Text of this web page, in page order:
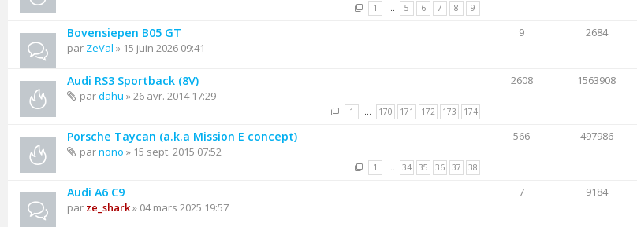
1 … 5 6 7 8 9
Bovensiepen B05 GT
par ZeVal » 15 juin 2026 09:41
9 2684
Audi RS3 Sportback (8V)
pardahu » 26 avr. 2014 17:29
1 … 170 171 172 173 174
2608 1563908
Porsche Taycan (a.k.a Mission E concept)
parnono » 15 sept. 2015 07:52
1 … 34 35 36 37 38
566 497986
Audi A6 C9
par ze_shark» 04 mars 2025 19:57
7 9184